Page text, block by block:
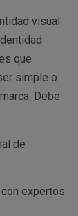
visual
que
simple o
Debe
de
expertos